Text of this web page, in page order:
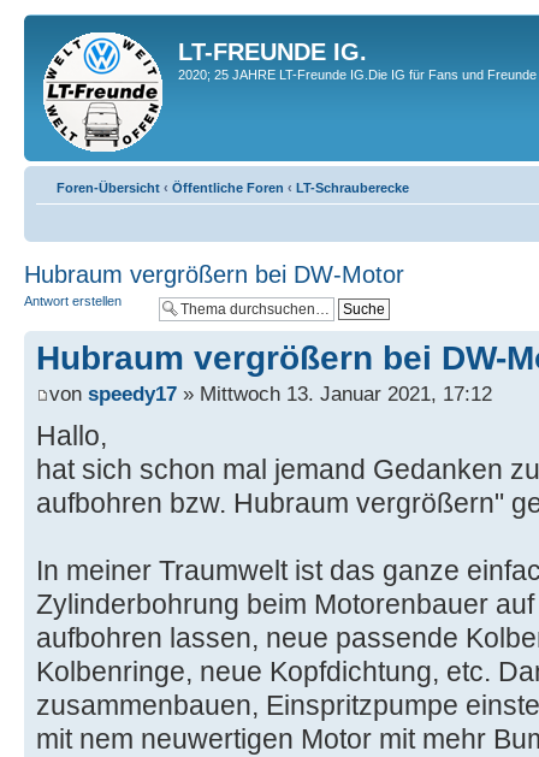
LT-FREUNDE IG.
2020; 25 JAHRE LT-Freunde IG.Die IG für Fans und
Foren-Übersicht ‹ Öffentliche Foren ‹ LT-Schrauberecke
Hubraum vergrößern bei DW-Motor
Antwort erstellen
Hubraum vergrößern bei DW-
von speedy17 » Mittwoch 13. Januar 2021, 17:12
Hallo,
hat sich schon mal jemand Gedanken
aufbohren bzw. Hubraum vergrößern"
In meiner Traumwelt ist das ganze
Zylinderbohrung beim Motorenbauer
aufbohren lassen, neue passende
Kolbenringe, neue Kopfdichtung, etc.
zusammenbauen, Einspritzpumpe
mit nem neuwertigen Motor mit mehr